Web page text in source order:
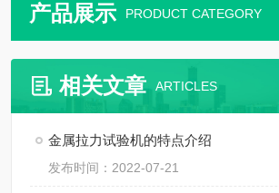
产品展示 PRODUCT CATEGORY
相关文章 ARTICLES
金属拉力试验机的特点介绍
发布时间：2022-07-21